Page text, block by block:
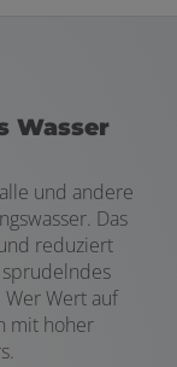
Wasser
und andere
Das
reduziert
sprudelndes
Wert auf
mit hoher